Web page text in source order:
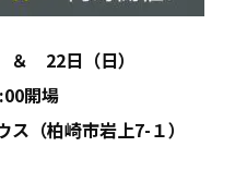
＆ 22日（日）
開場
ス（柏崎市岩上7-１）